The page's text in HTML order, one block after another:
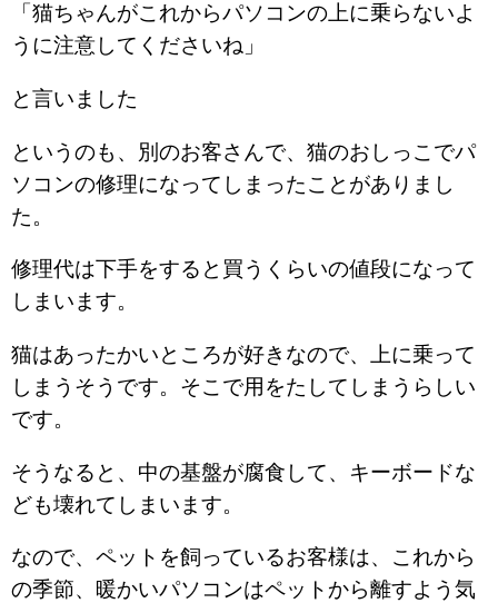
「猫ちゃんがこれからパソコンの上に乗らないよ
うに注意してくださいね」
と言いました
というのも、別のお客さんで、猫のおしっこでパ
ソコンの修理になってしまったことがありまし
た。
修理代は下手をすると買うくらいの値段になって
しまいます。
猫はあったかいところが好きなので、上に乗って
しまうそうです。そこで用をたしてしまうらしい
です。
そうなると、中の基盤が腐食して、キーボードな
ども壊れてしまいます。
なので、ペットを飼っているお客様は、これから
の季節、暖かいパソコンはペットから離すよう気